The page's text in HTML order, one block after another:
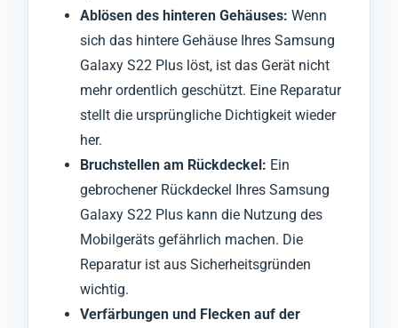
Ablösen des hinteren Gehäuses: Wenn
sich das hintere Gehäuse Ihres Samsung
Galaxy S22 Plus löst, ist das Gerät nicht
mehr ordentlich geschützt. Eine Reparatur
stellt die ursprüngliche Dichtigkeit wieder
her.
Bruchstellen am Rückdeckel: Ein
gebrochener Rückdeckel Ihres Samsung
Galaxy S22 Plus kann die Nutzung des
Mobilgeräts gefährlich machen. Die
Reparatur ist aus Sicherheitsgründen
wichtig.
Verfärbungen und Flecken auf der